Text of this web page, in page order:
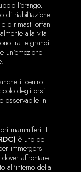
l'orango,
di riabilitazione
o rimasti orfani
alla vita
tra le grandi
un'emozione
il centro
degli orsi
osservabile in
mammiferi. Il
è uno dei
immergersi
affrontare
all'interno della